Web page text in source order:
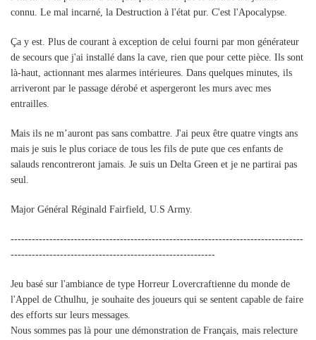
connu. Le mal incarné, la Destruction à l'état pur. C'est l'Apocalypse.
Ça y est. Plus de courant à exception de celui fourni par mon générateur
de secours que j'ai installé dans la cave, rien que pour cette pièce. Ils sont
là-haut, actionnant mes alarmes intérieures. Dans quelques minutes, ils
arriveront par le passage dérobé et aspergeront les murs avec mes
entrailles.
Mais ils ne m’auront pas sans combattre. J'ai peux être quatre vingts ans
mais je suis le plus coriace de tous les fils de pute que ces enfants de
salauds rencontreront jamais. Je suis un Delta Green et je ne partirai pas
seul.
Major Général Réginald Fairfield, U.S Army.
-----------------------------------------------------------------------------------
----------------------------------------------------------
Jeu basé sur l'ambiance de type Horreur Lovercraftienne du monde de
l'Appel de Cthulhu, je souhaite des joueurs qui se sentent capable de faire
des efforts sur leurs messages.
Nous sommes pas là pour une démonstration de Français, mais relecture